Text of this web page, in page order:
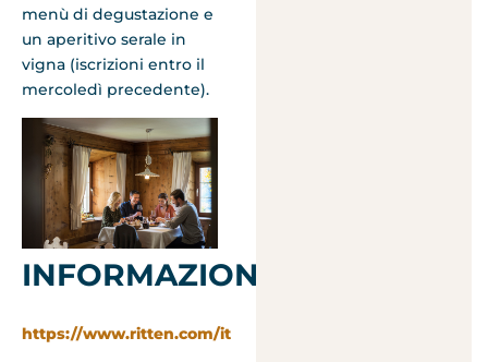
menù di degustazione e
un aperitivo serale in
vigna (iscrizioni entro il
mercoledì precedente).
INFORMAZIONI:
https://www.ritten.com/it